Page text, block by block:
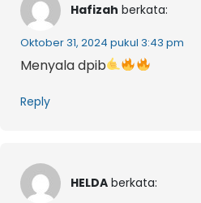
Hafizah berkata:
Oktober 31, 2024 pukul 3:43 pm
Menyala dpib
Reply
HELDA berkata: